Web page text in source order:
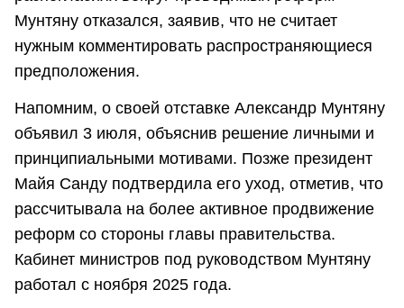
Мунтяну отказался, заявив, что не считает
нужным комментировать распространяющиеся
предположения.
Напомним, о своей отставке Александр Мунтяну
объявил 3 июля, объяснив решение личными и
принципиальными мотивами. Позже президент
Майя Санду подтвердила его уход, отметив, что
рассчитывала на более активное продвижение
реформ со стороны главы правительства.
Кабинет министров под руководством Мунтяну
работал с ноября 2025 года.